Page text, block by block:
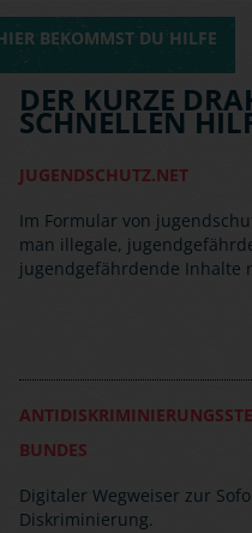
BEKOMMST DU HILFE
DER KURZE
SCHNELLEN
JUGENDSCHUTZ.NET
Im Formular von
man illegale,
jugendgefährdende Inhalte
BUNDES
Digitaler Wegweiser zur
Diskriminierung.